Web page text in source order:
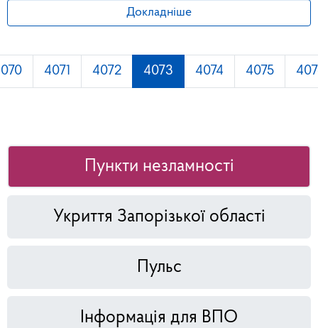
Докладніше
4071 4072 4073 4074 4075
Пункти незламності
Укриття Запорізької області
Пульс
Інформація для ВПО